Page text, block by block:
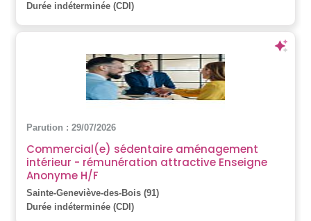
Durée indéterminée (CDI)
Parution : 29/07/2026
Commercial(e) sédentaire aménagement
intérieur - rémunération attractive Enseigne
Anonyme H/F
Sainte-Geneviève-des-Bois (91)
Durée indéterminée (CDI)